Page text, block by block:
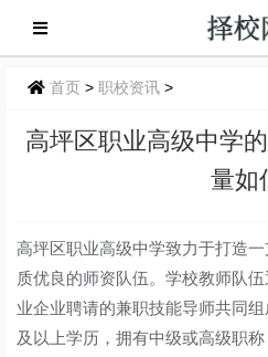
首页 >职校资讯 >
高坪区职业高级中学
量如
高坪区职业高级中学致力于打造
质优良的师资队伍。学校教师队
业企业聘请的兼职技能导师共同
及以上学历，拥有中级或高级职